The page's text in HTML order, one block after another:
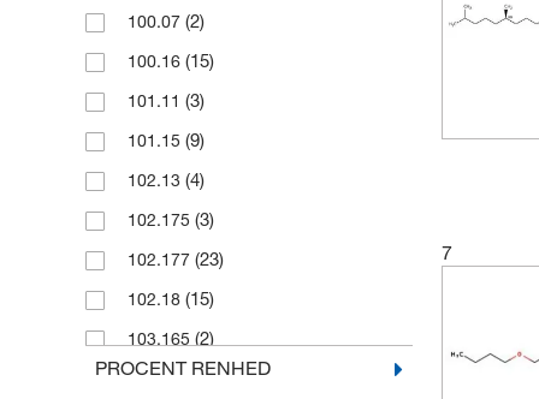
10 mg (5)
10,000 g(2)
10,000 mL
100 g(115)
100 mL(65)
100 mg (16)
1000 g(14)
1000 mL(8)
100mL(1)
(1)
100.07 (2)
100.16 (15)
101.11 (3)
101.15 (9)
102.13 (4)
102.175 (3)
102.177 (23)
102.18 (15)
103.165 (2)
104.105(5)
PROCENT RENHED
7